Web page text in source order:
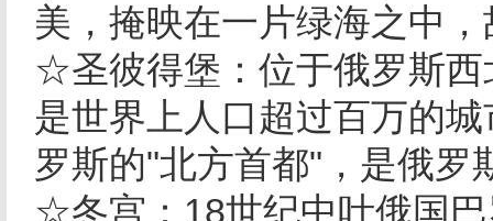
美，掩映在一片绿海之中
☆圣彼得堡：位于俄罗斯
是世界上人口超过百万的
罗斯的"北方首都"，是俄罗
☆冬宫：18世纪中叶俄国